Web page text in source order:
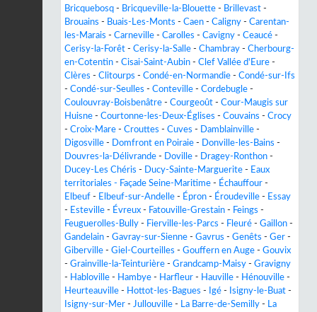
Bricquebosq - Bricqueville-la-Blouette - Brillevast -
Brouains - Buais-Les-Monts - Caen - Caligny - Carentan-
les-Marais - Carneville - Carolles - Cavigny - Ceaucé -
Cerisy-la-Forêt - Cerisy-la-Salle - Chambray - Cherbourg-
en-Cotentin - Cisai-Saint-Aubin - Clef Vallée d'Eure -
Clères - Clitourps - Condé-en-Normandie - Condé-sur-Ifs
- Condé-sur-Seulles - Conteville - Cordebugle -
Coulouvray-Boisbenâtre - Courgeoût - Cour-Maugis sur
Huisne - Courtonne-les-Deux-Églises - Couvains - Crocy
- Croix-Mare - Crouttes - Cuves - Damblainville -
Digosville - Domfront en Poiraie - Donville-les-Bains -
Douvres-la-Délivrande - Doville - Dragey-Ronthon -
Ducey-Les Chéris - Ducy-Sainte-Marguerite - Eaux
territoriales - Façade Seine-Maritime - Échauffour -
Elbeuf - Elbeuf-sur-Andelle - Épron - Éroudeville - Essay
- Esteville - Évreux - Fatouville-Grestain - Feings -
Feuguerolles-Bully - Fierville-les-Parcs - Fleuré - Gaillon -
Gandelain - Gavray-sur-Sienne - Gavrus - Genêts - Ger -
Giberville - Giel-Courteilles - Gouffern en Auge - Gouvix
- Grainville-la-Teinturière - Grandcamp-Maisy - Gravigny
- Habloville - Hambye - Harfleur - Hauville - Hénouville -
Heurteauville - Hottot-les-Bagues - Igé - Isigny-le-Buat -
Isigny-sur-Mer - Jullouville - La Barre-de-Semilly - La